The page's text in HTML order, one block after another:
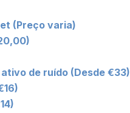
(Preço varia)
de ruído (Desde €33)